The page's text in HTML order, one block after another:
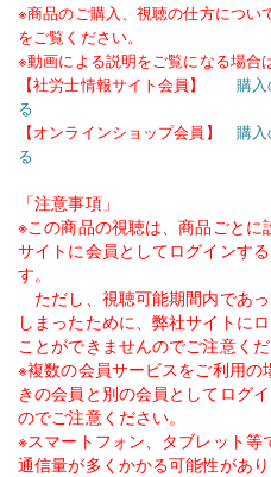
※商品のご購入、視聴の仕方につい
をご覧ください。
※動画による説明をご覧になる場合
【社労士情報サイト会員】 購
る
【オンラインショップ会員】 購
る
「注意事項」
※この商品の視聴は、商品ごと
サイトに会員としてログインす
す。
ただし、視聴可能期間内であ
しまったために、弊社サイトに
ことができませんのでご注意くだ
※複数の会員サービスをご利用の
きの会員と別の会員としてログ
のでご注意ください。
※スマートフォン、タブレット等
通信量が多くかかる可能性があ